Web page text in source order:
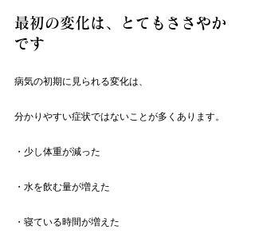
最初の変化は、とてもささやか
です
病気の初期に見られる変化は、
分かりやすい症状ではないことが多くあります。
・少し体重が減った
・水を飲む量が増えた
・寝ている時間が増えた